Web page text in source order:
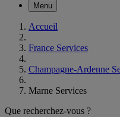
Menu
Accueil
France Services
Champagne-Ardenne
Marne Services
Que recherchez-vous ?